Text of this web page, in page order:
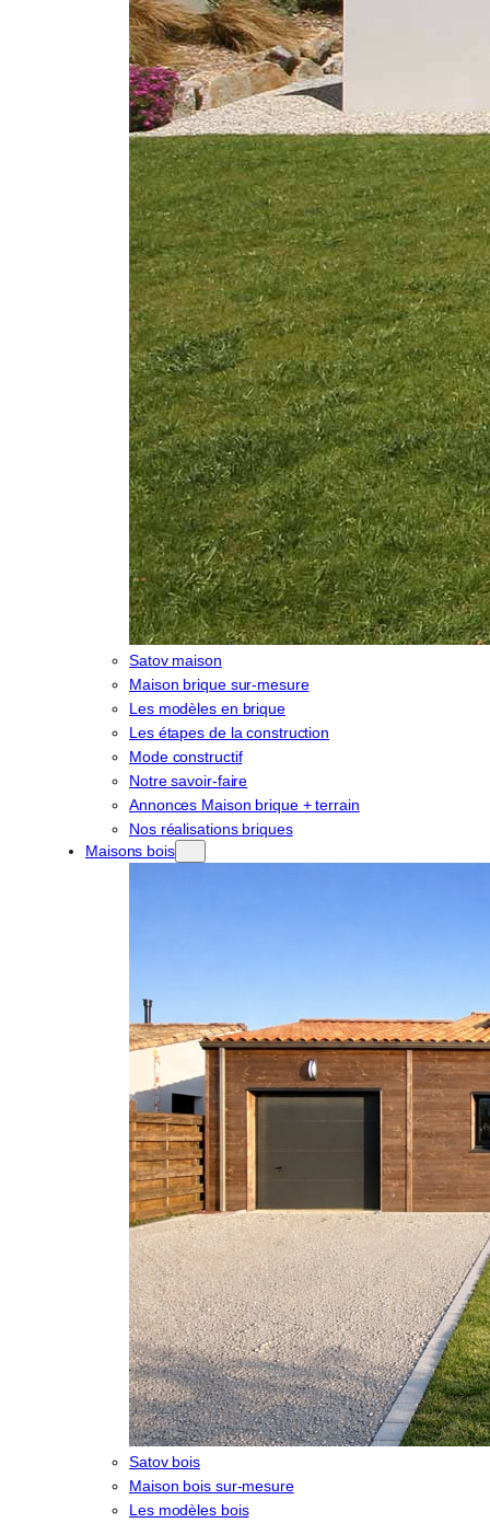
Satov maison
Maison brique sur-mesure
Les modèles en brique
Les étapes de la construction
Mode constructif
Notre savoir-faire
Annonces Maison brique + terrain
Nos réalisations briques
Maisons bois
Satov bois
Maison bois sur-mesure
Les modèles bois